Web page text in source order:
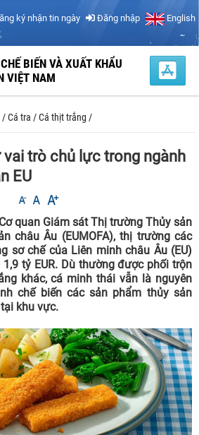
ký nhận tin ngày Đăng nhập English
BIẾN VÀ XUẤT KHẨU
VIỆT NAM
/Cá tra /Cá thịt trắng /
vai trò chủ lực trong ngành
EU
quan Giám sát Thị trường Thủy sản
châu Âu (EUMOFA), thị trường các
sơ chế của Liên minh châu Âu (EU)
tỷ EUR. Dù thường được phối trộn
khác, cá minh thái vẫn là nguyên
chế biến các sản phẩm thủy sản
khu vực.